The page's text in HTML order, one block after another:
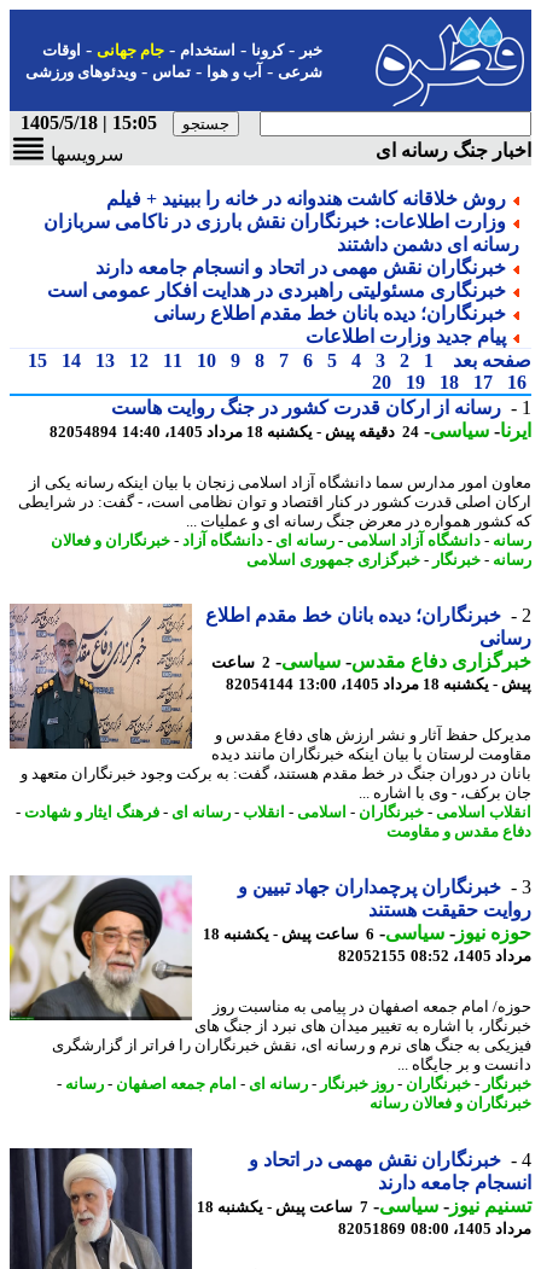
-کرونا-استخدام- جام جهانی-اوقات
شرعی-آب و هوا-تماس-ویدئوهای ورزشی
15:05 | 1405/5/18
جنگ رسانه ای
سرویسها
روش خلاقانه کاشت هندوانه در خانه را ببینید + فیلم
وزارت اطلاعات: خبرنگاران نقش بارزی در ناکامی سربازان
ای دشمن داشتند
خبرنگاران نقش مهمی در اتحاد و انسجام جامعه دارند
خبرنگاری مسئولیتی راهبردی در هدایت افکار عمومی است
خبرنگاران؛ دیده بانان خط مقدم اطلاع رسانی
پیام جدید وزارت اطلاعات
بعد
1
2
3
4
5
6
7
8
9
10
11
12
13
14
15
17
18
19
20
رسانه از ارکان قدرت کشور در جنگ روایت هاست
-سیاسی-24 دقیقه پیش - یکشنبه 18 مرداد 1405، 14:40 82054894
امور مدارس سما دانشگاه آزاد اسلامی زنجان با بیان اینکه رسانه یکی از
اصلی قدرت کشور در کنار اقتصاد و توان نظامی است، - گفت: در شرایطی
همواره در معرض جنگ رسانه ای و عملیات ...
-دانشگاه آزاد اسلامی-رسانه ای- دانشگاه آزاد- خبرنگاران و فعالان
-خبرنگار -خبرگزاری جمهوری اسلامی
خبرنگاران؛ دیده بانان خط مقدم اطلاع
دفاع مقدس-سیاسی-
2 ساعت
18 مرداد 1405، 13:00
82054144
حفظ آثار و نشر ارزش های دفاع مقدس و
لرستان با بیان اینکه خبرنگاران مانند دیده
در دوران جنگ در خط مقدم هستند، گفت: به برکت وجود خبرنگاران متعهد و
برکف، - وی با اشاره ...
اسلامی-خبرنگاران- اسلامی-انقلاب-رسانه ای- فرهنگ ایثار و شهادت-
مقدس و مقاومت
خبرنگاران پرچمداران جهاد تبیین و
حقیقت هستند
نیوز-سیاسی-
6 ساعت پیش - یکشنبه 18
08:52
82052155
امام جمعه اصفهان در پیامی به مناسبت روز
با اشاره به تغییر میدان های نبرد از جنگ های
به جنگ های نرم و رسانه ای، نقش خبرنگاران را فراتر از گزارشگری
و بر جایگاه ...
-خبرنگاران- روز خبرنگار -رسانه ای- امام جمعه اصفهان-رسانه-
و فعالان رسانه
خبرنگاران نقش مهمی در اتحاد و
جامعه دارند
نیوز-سیاسی-
7 ساعت پیش - یکشنبه 18
08:00
82051869